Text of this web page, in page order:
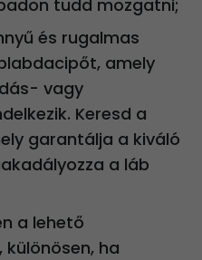
tudd mozgatni;
és rugalmas
amely
vagy
Keresd a
garantálja a kiváló
a láb
a lehető
különösen, ha